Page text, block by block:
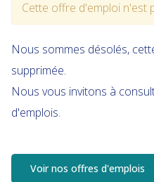
Offres d'emploi
Contacts
Cette offre d'emploi n'est
Nous sommes désolés,
supprimée.
Nous vous invitons à
d'emplois.
Voir nos offres d'emplois